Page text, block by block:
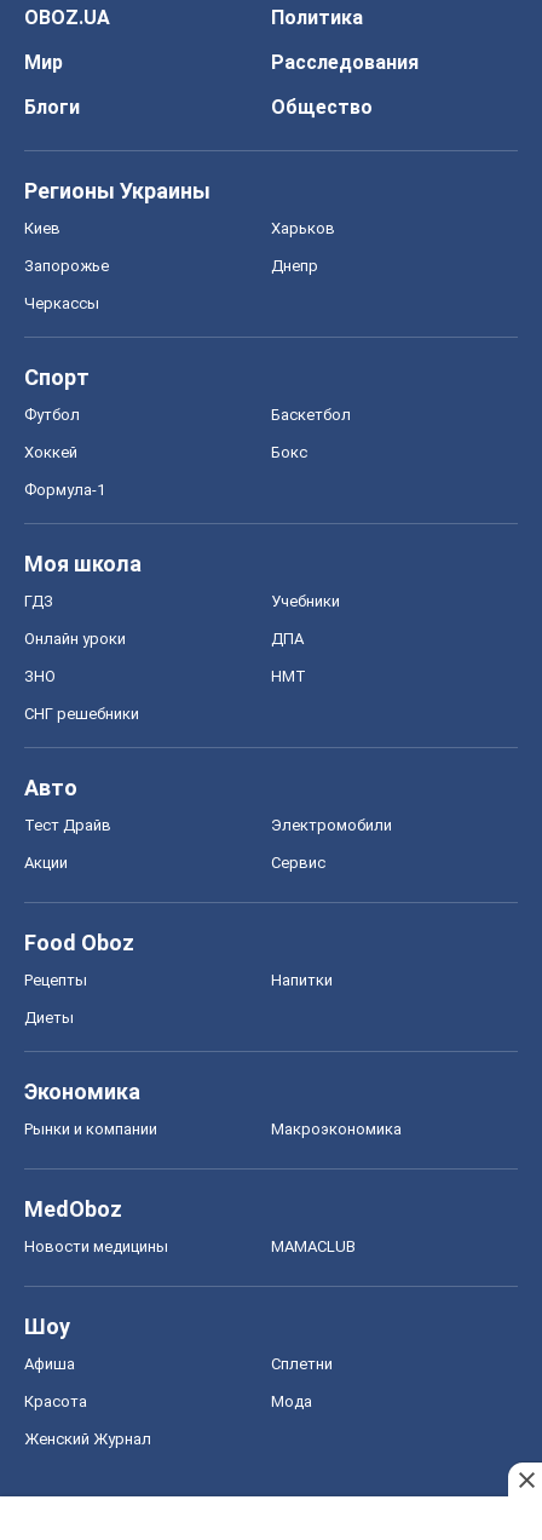
OBOZ.UA
Политика
Мир
Расследования
Блоги
Общество
Регионы Украины
Киев Харьков
Запорожье Днепр
Черкассы
Спорт
Футбол Баскетбол
Хоккей Бокс
Формула-1
Моя школа
ГДЗ Учебники
Онлайн уроки ДПА
ЗНО НМТ
СНГ решебники
Авто
Тест Драйв Электромобили
Акции Сервис
Food Oboz
Рецепты Напитки
Диеты
Экономика
Рынки и компании Mакроэкономика
MedOboz
Новости медицины MAMACLUB
Шоу
Афиша Сплетни
Красота Мода
Женский Журнал